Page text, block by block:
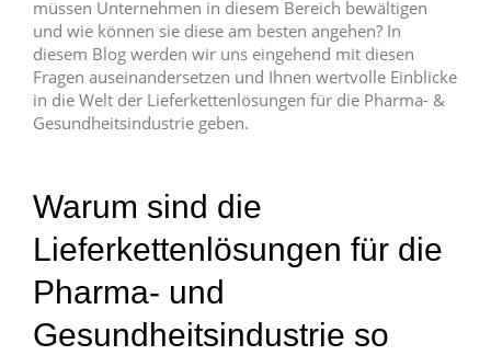
müssen Unternehmen in diesem Bereich bewältigen
und wie können sie diese am besten angehen? In
diesem Blog werden wir uns eingehend mit diesen
Fragen auseinandersetzen und Ihnen wertvolle Einblicke
in die Welt der Lieferkettenlösungen für die Pharma- &
Gesundheitsindustrie geben.
Warum sind die
Lieferkettenlösungen für die
Pharma- und
Gesundheitsindustrie so